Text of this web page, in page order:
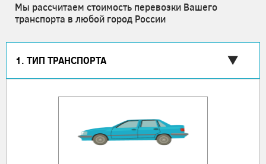
Мы рассчитаем стоимость перевозки Вашего
транспорта в любой город России
1. ТИП ТРАНСПОРТА